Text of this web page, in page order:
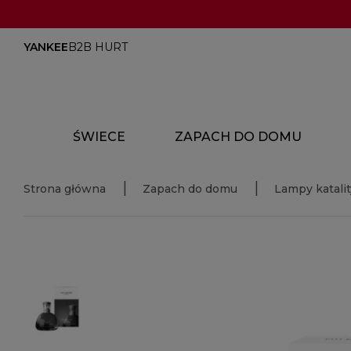
YANKEEB2B HURT
ŚWIECE ZAPACH DO DOMU
Strona główna Zapach do domu Lampy